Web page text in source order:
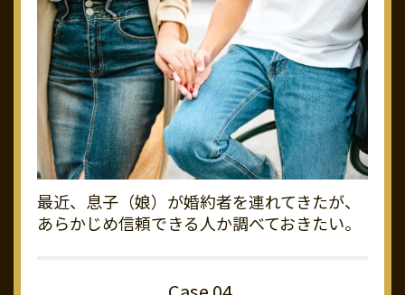
最近、息子（娘）が婚約者を連れてきたが、
あらかじめ信頼できる人か調べておきたい。